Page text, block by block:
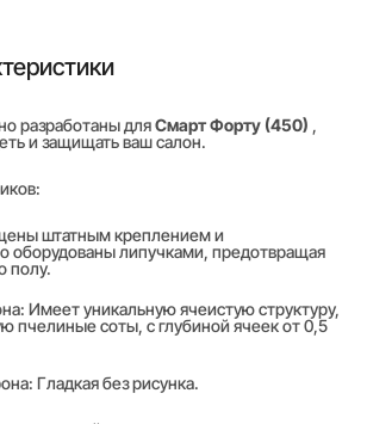
разработаны дляСмарт Форту (450) ,
и защищать ваш салон.
штатным креплением и
оборудованы липучками, предотвращая
полу.
Имеет уникальную ячеистую структуру,
пчелиные соты, с глубиной ячеек от 0,5
Гладкая без рисунка.